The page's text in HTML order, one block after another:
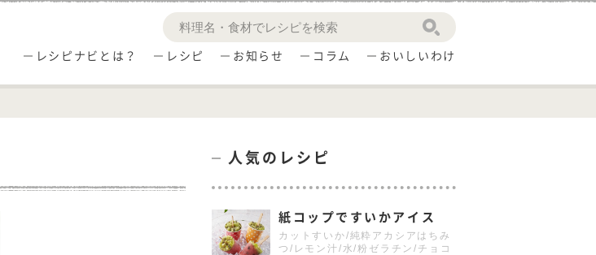
レシピナビとは？ レシピ お知らせ コラム おいしいわけ
人気のレシピ
紙コップですいかアイス
カットすいか/純粋アカシアはちみ
つ/レモン汁/水/粉ゼラチン/チョコ